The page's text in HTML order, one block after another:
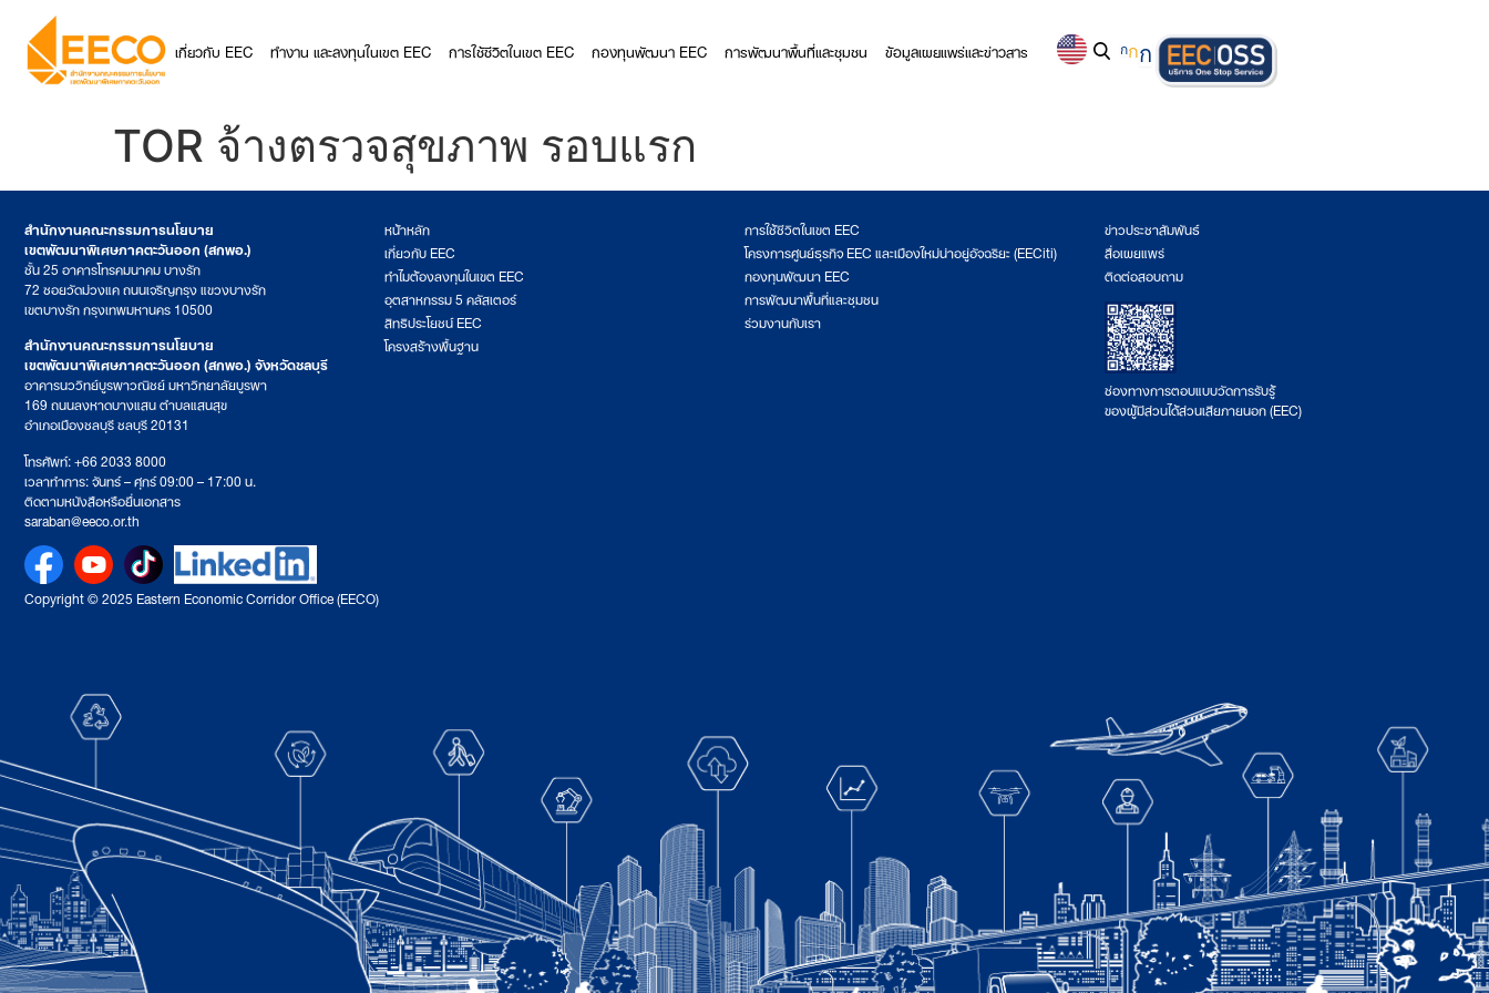
เกี่ยวกับ EEC ทำงาน และลงทุนในเขต EEC การใช้ชีวิตในเขต EEC กองทุนพัฒนา EEC การพัฒนาพื้นที่และชุมชน ข้อมูลเผยแพร่และข่าวสาร กกก
TOR จ้างตรวจสุขภาพ รอบแรก
สำนักงานคณะกรรมการนโยบาย
เขตพัฒนาพิเศษภาคตะวันออก (สกพอ.)
ชั้น 25 อาคารโทรคมนาคม บางรัก
72 ซอยวัดม่วงแค ถนนเจริญกรุง แขวงบางรัก
เขตบางรัก กรุงเทพมหานคร 10500
สำนักงานคณะกรรมการนโยบาย
เขตพัฒนาพิเศษภาคตะวันออก (สกพอ.) จังหวัดชลบุรี
อาคารนววิทย์บูรพาวณิชย์ มหาวิทยาลัยบูรพา
169 ถนนลงหาดบางแสน ตำบลแสนสุข
อำเภอเมืองชลบุรี ชลบุรี 20131
โทรศัพท์: +66 2033 8000
เวลาทำการ: จันทร์ – ศุกร์ 09:00 – 17:00 น.
ติดตามหนังสือหรือยื่นเอกสาร
saraban@eeco.or.th
หน้าหลัก
เกี่ยวกับ EEC
ทำไมต้องลงทุนในเขต EEC
อุตสาหกรรม 5 คลัสเตอร์
สิทธิประโยชน์ EEC
โครงสร้างพื้นฐาน
การใช้ชีวิตในเขต EEC
โครงการศูนย์ธุรกิจ EEC และเมืองใหม่น่าอยู่อัจฉริยะ (EECiti)
กองทุนพัฒนา EEC
การพัฒนาพื้นที่และชุมชน
ร่วมงานกับเรา
ข่าวประชาสัมพันธ์
สื่อเผยแพร่
ติดต่อสอบถาม
ช่องทางการตอบแบบวัดการรับรู้
ของผู้มีส่วนได้ส่วนเสียภายนอก (EEC)
Copyright © 2025 Eastern Economic Corridor Office (EECO)